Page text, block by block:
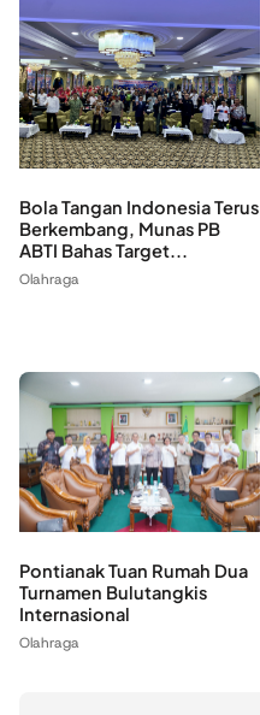
Bola Tangan Indonesia Terus
Berkembang, Munas PB
ABTI Bahas Target...
Olahraga
Pontianak Tuan Rumah Dua
Turnamen Bulutangkis
Internasional
Olahraga